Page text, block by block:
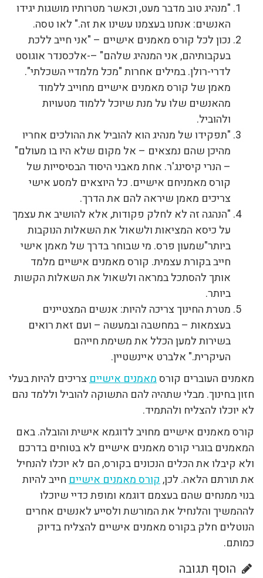
"מנהיג טוב מדבר מעט, וכאשר מטרותיו מושגות יגידו
האנשים: אנחנו בעצמנו עשינו את זה." לאו טסה.
נכון לכל קורס מאמנים אישיים – "אני חייב ללכת
בעקבותיהם, אני המנהיג שלהם" –-אלכסנדר אוגוסט
לדרי-רולן. במילים אחרות "מכל מלמדיי השכלתי".
מאמן של קורס מאמנים אישיים מחוייב ללמוד
מהאנשים שלו על מנת שיוכל ללמוד מטעויות
ולהוביל.
"תפקידו של מנהיג הוא להוביל את ההולכים אחריו
מהיכן שהם נמצאים – אל מקום שלא היו בו מעולם"
– הנרי קיסינג'ר. אחת מאבני היסוד הבסיסייות של
קורס מאמניחם אישיים. כל היוצאים למסע אישי
צריכים מאמן שיראה להם את הדרך.
"הנהגה זה לא לחלק פקודות, אלא להושיב את עצמך
על כיסא המציאות ולשאול את השאלות הנוקבות
ביותר"שמעון פרס. מי שבוחר בדרך של מאמן אישי
חייב בקורת עצמית. קורס מאמנים אישיים מלמד
אותך להסתכל במראה ולשאול את השאלות הקשות
ביותר.
מטרת החינוך צריכה להיות: אנשים המצטיינים
בעצמאות – במחשבה ובמעשה – ועם זאת רואים
בשירות למען הכלל את משימת חייהם
העיקרית." אלברט איינשטיין.
מאמנים העוברים קורסמאמנים אישייםצריכים להיות בעלי
חזון בחינוך. מבלי שתהיה להם התשוקה להוביל וללמד נהם
לא יוכלו להצליח ולהתמיד.
קורס מאמנים אישיים מחויב לדוגמא אישית והובלה. באם
המאמנים בוגרי קורס מאמנים אישיים לא בטוחים בדרכם
ולא קיבלו את הכלים הנכונים בקורס, הם לא יוכלו להנחיל
את תורתם הלאה. לכן,קורס מאמנים אישייםחייב להיות
בנוי ממנחים שהם בעצמם דוגמא ומופת כדיי שיוכלו
לההמשיך והלנחיל את המורשת ולסייע לאנשים אחרים
הנוטלים חלק בקורס מאמנים אישיים להצליח בדיוק
כמותם.
הוסף תגובה